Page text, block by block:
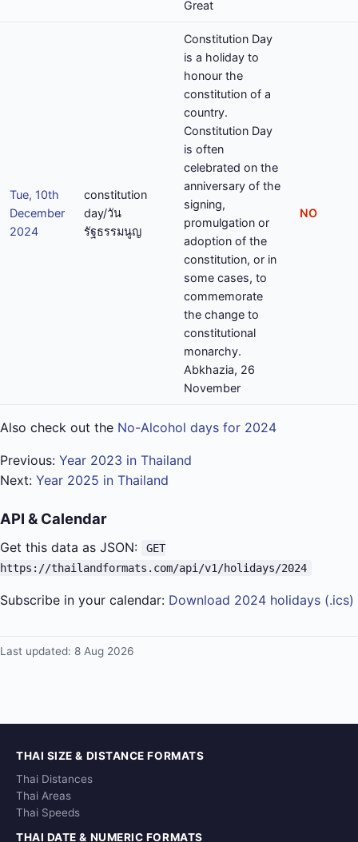
Great
Tue, 10th
December
2024
constitution
day/วัน
รัฐธรรมนูญ
Constitution Day
is a holiday to
honour the
constitution of a
country.
Constitution Day
is often
celebrated on the
anniversary of the
signing,
promulgation or
adoption of the
constitution, or in
some cases, to
commemorate
the change to
constitutional
monarchy.
Abkhazia, 26
November
NO
Also check out the No-Alcohol days for 2024
Previous: Year 2023 in Thailand
Next: Year 2025 in Thailand
API & Calendar
Get this data as JSON:
GET
https://thailandformats.com/api/v1/holidays/2024
Subscribe in your calendar: Download 2024 holidays (.ics)
Last updated: 8 Aug 2026
THAI SIZE & DISTANCE FORMATS
Thai Distances
Thai Areas
Thai Speeds
THAI DATE & NUMERIC FORMATS